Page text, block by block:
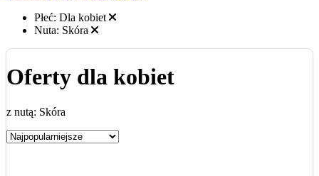
Płeć: Dla kobiet
Nuta: Skóra
Oferty dla kobiet
z nutą: Skóra